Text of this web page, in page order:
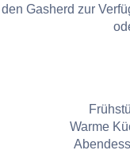
den Gasherd zur
Warme